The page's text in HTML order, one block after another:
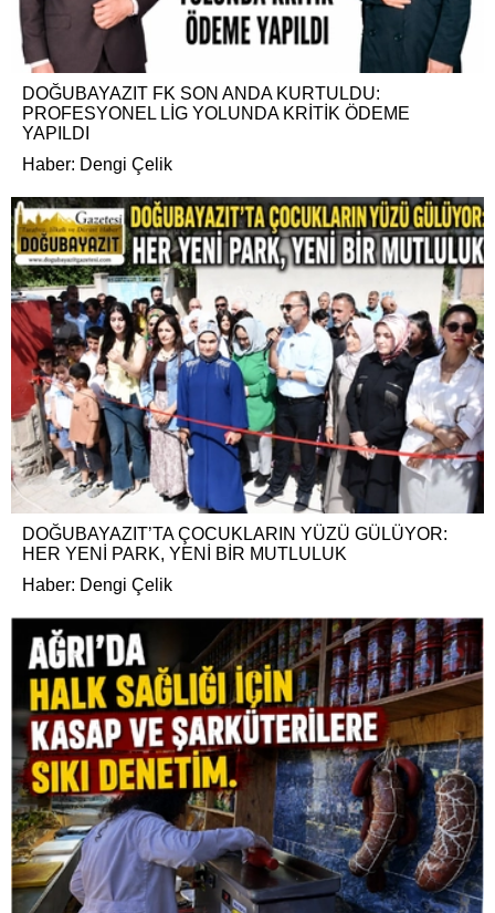
DOĞUBAYAZIT FK SON ANDA KURTULDU:
PROFESYONEL LİG YOLUNDA KRİTİK ÖDEME
YAPILDI
Haber: Dengi Çelik
DOĞUBAYAZIT’TA ÇOCUKLARIN YÜZÜ GÜLÜYOR:
HER YENİ PARK, YENİ BİR MUTLULUK
Haber: Dengi Çelik